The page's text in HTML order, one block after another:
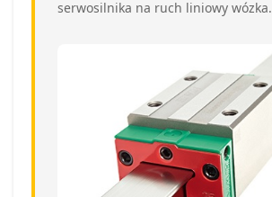
serwosilnika na ruch liniowy wózka.